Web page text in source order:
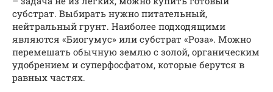
субстрат. Выбирать нужно питательный,
нейтральный грунт. Наиболее подходящими
являются «Биогумус» или субстрат «Роза». Можно
перемешать обычную землю с золой, органическим
удобрением и суперфосфатом, которые берутся в
равных частях.